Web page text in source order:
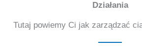
Działania
Tutaj powiemy Ci jak zarządzać